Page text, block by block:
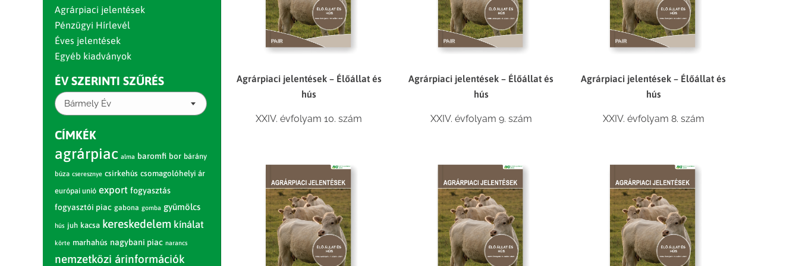
Agrárpiaci jelentések – Élőállat és
hús
XXIV. évfolyam 10. szám
Agrárpiaci jelentések – Élőállat és
hús
XXIV. évfolyam 9. szám
Agrárpiaci jelentések – Élőállat és
hús
XXIV. évfolyam 8. szám
Agrárpiaci jelentések
Pénzügyi Hírlevél
Éves jelentések
Egyéb kiadványok
ÉV SZERINTI SZŰRÉS
Bármely Év
CÍMKÉK
agrárpiac alma baromfi bor bárány
búza cseresznye csirkehús csomagolóhelyi ár
európai unió export fogyasztás
fogyasztói piac gabona gomba gyümölcs
hús juh kacsa kereskedelem kínálat
körte marhahús nagybani piac narancs
nemzetközi árinformációk